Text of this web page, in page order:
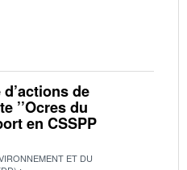
de
’’Ocres du
en CSSPP
ET DU